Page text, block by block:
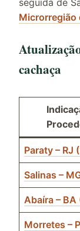
Microrregião
cachaça
Paraty – RJ
Salinas –
Abaíra –
Morretes –